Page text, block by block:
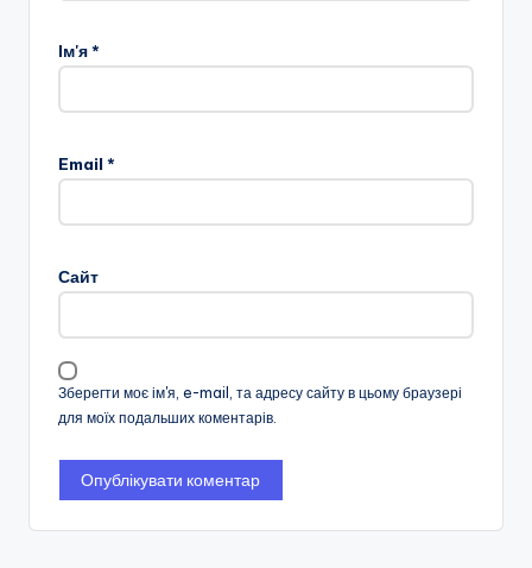
Ім'я*
Email *
Сайт
Зберегти моє ім'я, e-mail, та адресу сайту в цьому браузері
для моїх подальших коментарів.